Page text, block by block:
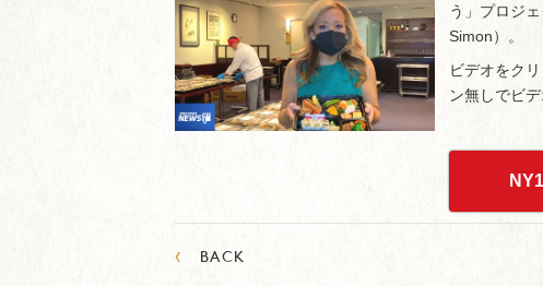
う」プロジ
Simon）。
ビデオをク
ン無しでビ
‹ BACK